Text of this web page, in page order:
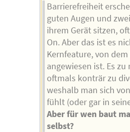
Barrierefreiheit
guten Augen und
ihrem Gerät sitzen,
On. Aber das ist es
Kernfeature, von
angewiesen ist. Es
oftmals konträr zu
weshalb man sich
fühlt (oder gar in
Aber für wen baut
selbst?